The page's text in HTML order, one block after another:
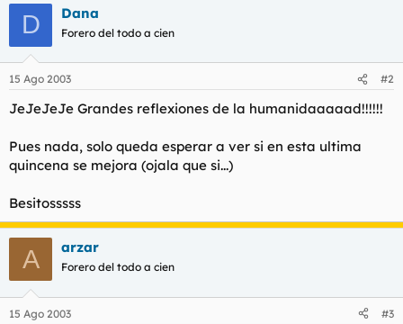
D Dana
Forero del todo a cien
15 Ago 2003 #2
JeJeJeJe Grandes reflexiones de la humanidaaaaad!!!!!!
Pues nada, solo queda esperar a ver si en esta ultima
quincena se mejora (ojala que si...)
Besitosssss
A arzar
Forero del todo a cien
15 Ago 2003 #3